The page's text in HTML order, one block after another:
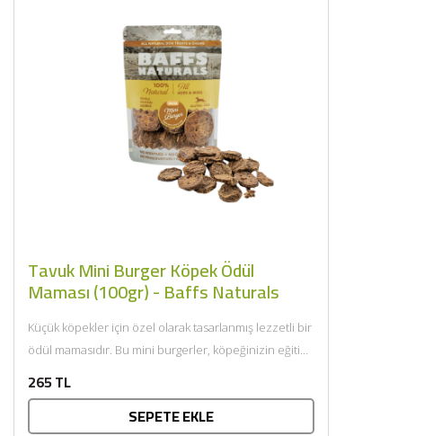
Tavuk Mini Burger Köpek Ödül
Maması (100gr) - Baffs Naturals
Küçük köpekler için özel olarak tasarlanmış lezzetli bir
ödül mamasıdır. Bu mini burgerler, köpeğinizin eğitim
265 TL
SEPETE EKLE